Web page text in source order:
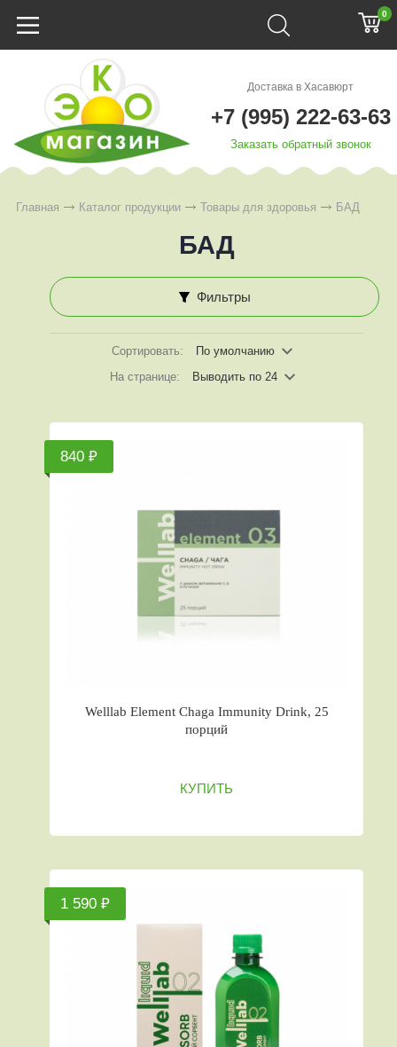
0
Доставка в Хасавюрт
+7 (995) 222-63-63
Заказать обратный звонок
Главная Каталог продукции Товары для здоровья БАД
БАД
Фильтры
Сортировать:
По умолчанию
На странице:
Выводить по 24
840 ₽
Welllab Element Chaga Immunity Drink, 25
порций
КУПИТЬ
1 590 ₽